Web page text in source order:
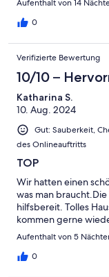
Aufenthalt von 14
0
Verifizierte Bewertung
10/10 –
Katharina S.
10. Aug. 2024
Gut: Sauberkeit,
des Onlineauftritts
TOP
Wir hatten einen
was man
hilfsbereit. Tolles
kommen gerne
Aufenthalt von 5
0